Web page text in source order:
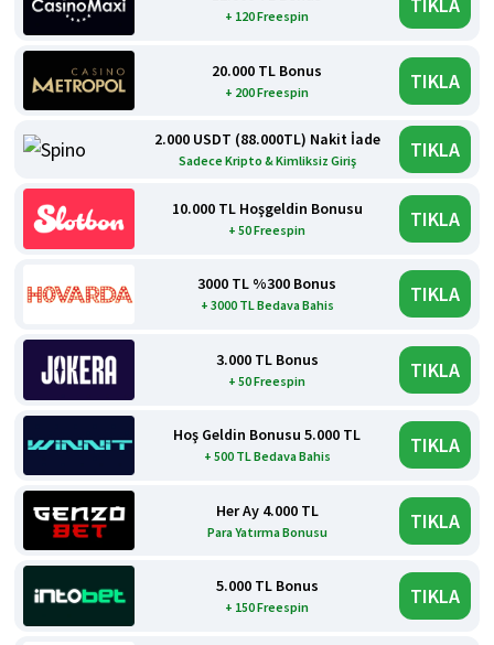
+ 120 Freespin TIKLA
20.000 TL Bonus
+ 200 Freespin TIKLA
2.000 USDT (88.000TL) Nakit İade
Sadece Kripto & Kimliksiz Giriş TIKLA
10.000 TL Hoşgeldin Bonusu
+ 50 Freespin TIKLA
3000 TL %300 Bonus
+ 3000 TL Bedava Bahis TIKLA
3.000 TL Bonus
+ 50 Freespin TIKLA
Hoş Geldin Bonusu 5.000 TL
+ 500 TL Bedava Bahis TIKLA
Her Ay 4.000 TL
Para Yatırma Bonusu TIKLA
5.000 TL Bonus
+ 150 Freespin TIKLA